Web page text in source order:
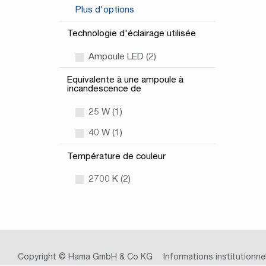
Plus d'options
Technologie d'éclairage utilisée
Ampoule LED (2)
Equivalente à une ampoule à
incandescence de
25 W (1)
40 W (1)
Température de couleur
2700 K (2)
Copyright © Hama GmbH & Co KG Informations